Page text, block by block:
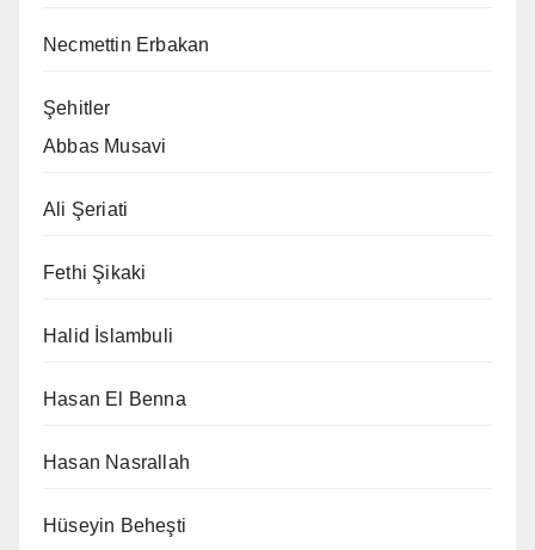
Necmettin Erbakan
Şehitler
Abbas Musavi
Ali Şeriati
Fethi Şikaki
Halid İslambuli
Hasan El Benna
Hasan Nasrallah
Hüseyin Beheşti